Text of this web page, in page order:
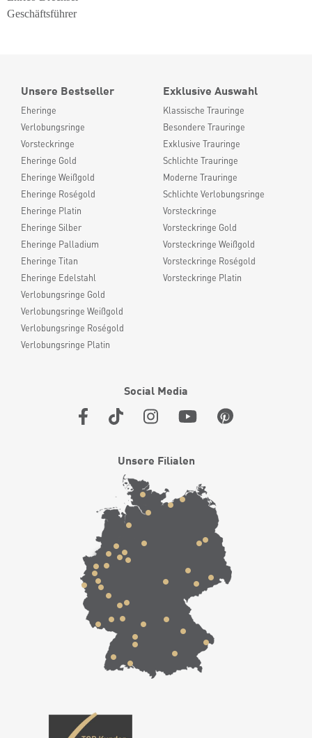
Geschäftsführer
Unsere Bestseller
Eheringe
Verlobungsringe
Vorsteckringe
Eheringe Gold
Eheringe Weißgold
Eheringe Roségold
Eheringe Platin
Eheringe Silber
Eheringe Palladium
Eheringe Titan
Eheringe Edelstahl
Verlobungsringe Gold
Verlobungsringe Weißgold
Verlobungsringe Roségold
Verlobungsringe Platin
Exklusive Auswahl
Klassische Trauringe
Besondere Trauringe
Exklusive Trauringe
Schlichte Trauringe
Moderne Trauringe
Schlichte Verlobungsringe
Vorsteckringe
Vorsteckringe Gold
Vorsteckringe Weißgold
Vorsteckringe Roségold
Vorsteckringe Platin
Social Media
Unsere Filialen